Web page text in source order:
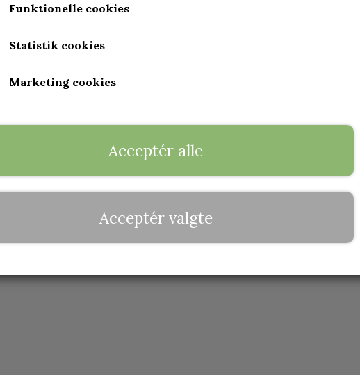
Funktionelle cookies
Statistik cookies
Marketing cookies
Acceptér alle
Acceptér valgte